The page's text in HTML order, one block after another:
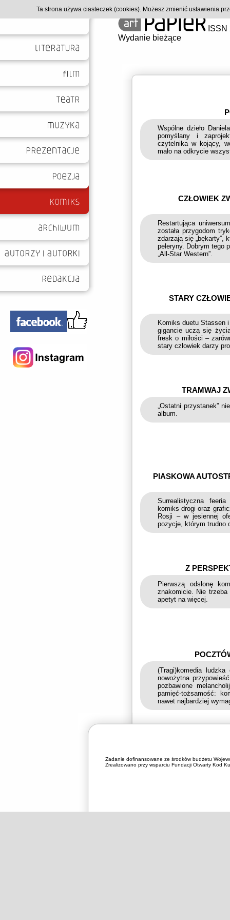
Wydanie bieżące
Wspólne dzieło
pomyślany i
czytelnika w kojący,
mało na odkrycie
CZŁOWIEK
Restartująca
została przygodom
zdarzają się „bękarty”,
peleryny. Dobrym tego
„All-Star Western”.
STARY
Komiks duetu Stassen
gigancie uczą się
fresk o miłości –
stary człowiek darzy
TRAMWAJ
„Ostatni przystanek”
album.
PIASKOWA
Surrealistyczna
komiks drogi oraz
Rosji – w jesiennej
pozycje, którym trudno
Z
Pierwszą odsłonę
znakomicie. Nie
apetyt na więcej.
(Tragi)komedia
nowożytna
pozbawione
pamięć-tożsamość:
nawet najbardziej
Zadanie dofinansowane ze środków budżetu
Zrealizowano przy wsparciu Fundacji Otwarty Kod
Ta strona używa ciasteczek (cookies). Możesz zmienić ustawienia